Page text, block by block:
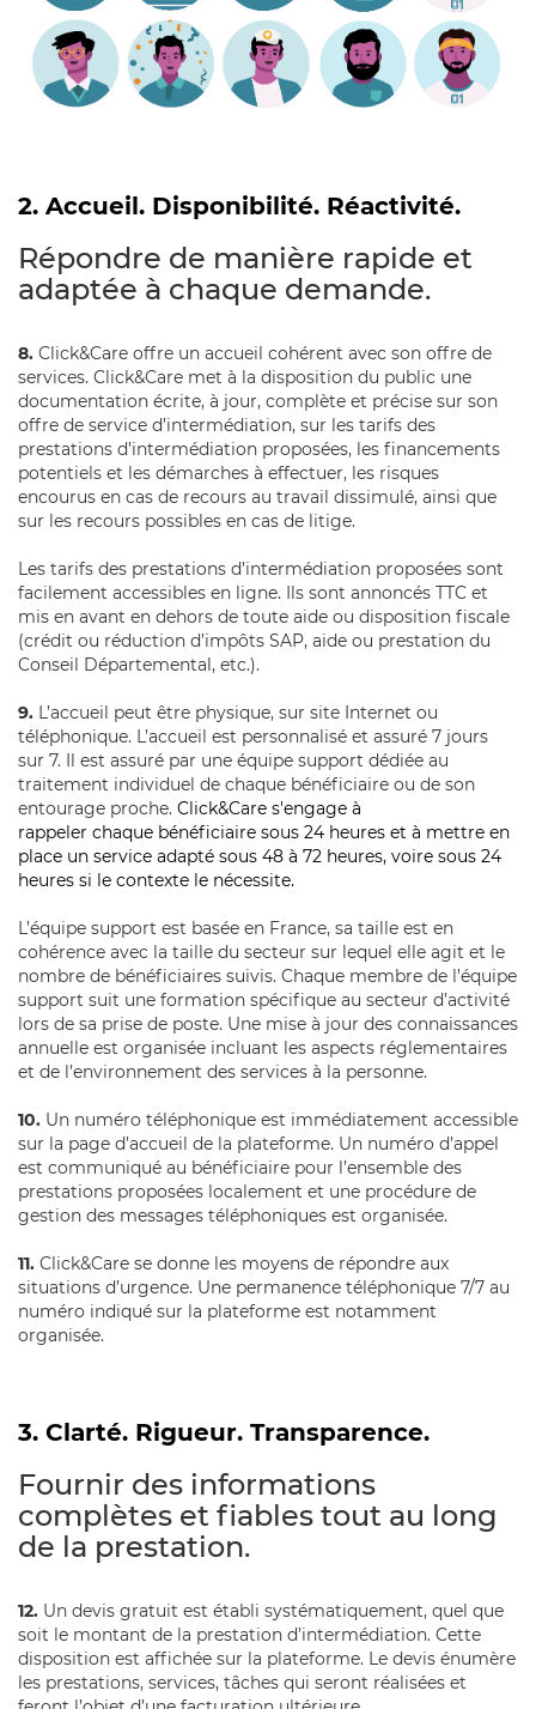
2. Accueil. Disponibilité. Réactivité.
Répondre de manière rapide et
adaptée à chaque demande.
8. Click&Care offre un accueil cohérent avec son offre de
services. Click&Care met à la disposition du public une
documentation écrite, à jour, complète et précise sur son
offre de service d’intermédiation, sur les tarifs des
prestations d’intermédiation proposées, les financements
potentiels et les démarches à effectuer, les risques
encourus en cas de recours au travail dissimulé, ainsi que
sur les recours possibles en cas de litige.
Les tarifs des prestations d’intermédiation proposées sont
facilement accessibles en ligne. Ils sont annoncés TTC et
mis en avant en dehors de toute aide ou disposition fiscale
(crédit ou réduction d’impôts SAP, aide ou prestation du
Conseil Départemental, etc.).
9. L’accueil peut être physique, sur site Internet ou
téléphonique. L’accueil est personnalisé et assuré 7 jours
sur 7. Il est assuré par une équipe support dédiée au
traitement individuel de chaque bénéficiaire ou de son
entourage proche. Click&Care s'engage à
rappeler chaque bénéficiaire sous 24 heures et à mettre en
place un service adapté sous 48 à 72 heures, voire sous 24
heures si le contexte le nécessite.
L’équipe support est basée en France, sa taille est en
cohérence avec la taille du secteur sur lequel elle agit et le
nombre de bénéficiaires suivis. Chaque membre de l’équipe
support suit une formation spécifique au secteur d’activité
lors de sa prise de poste. Une mise à jour des connaissances
annuelle est organisée incluant les aspects réglementaires
et de l’environnement des services à la personne.
10. Un numéro téléphonique est immédiatement accessible
sur la page d’accueil de la plateforme. Un numéro d’appel
est communiqué au bénéficiaire pour l’ensemble des
prestations proposées localement et une procédure de
gestion des messages téléphoniques est organisée.
11. Click&Care se donne les moyens de répondre aux
situations d’urgence. Une permanence téléphonique 7/7 au
numéro indiqué sur la plateforme est notamment
organisée.
3. Clarté. Rigueur. Transparence.
Fournir des informations
complètes et fiables tout au long
de la prestation.
12. Un devis gratuit est établi systématiquement, quel que
soit le montant de la prestation d’intermédiation. Cette
disposition est affichée sur la plateforme. Le devis énumère
les prestations, services, tâches qui seront réalisées et